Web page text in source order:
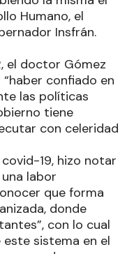
Humano, el
Insfrán.
el doctor Gómez
confiado en
las políticas
tiene
con celeridad
19, hizo notar
labor
que forma
donde
con lo cual
este sistema en el